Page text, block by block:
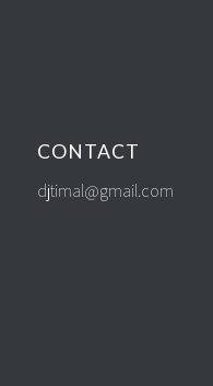
CONTACT
djtimal@gmail.com